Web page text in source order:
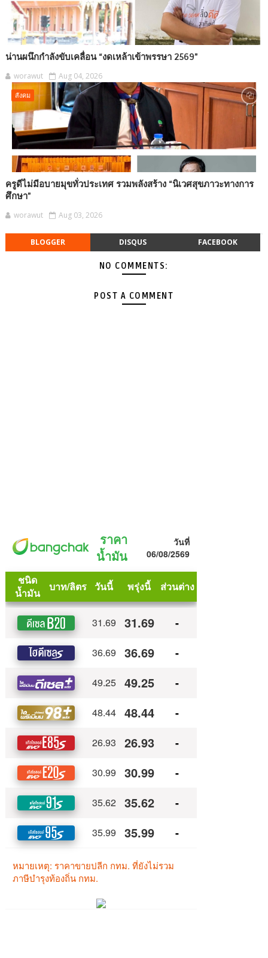
น่านผนึกกำลังขับเคลื่อน “งดเหล้าเข้าพรรษา 2569”
worawut Aug 04, 2026
สังคม
ครูดีไม่มีอบายมุขทั่วประเทศ รวมพลังสร้าง “นิเวศสุขภาวะทางการ
ศึกษา”
worawut Aug 03, 2026
BLOGGER DISQUS FACEBOOK
NO COMMENTS:
POST A COMMENT